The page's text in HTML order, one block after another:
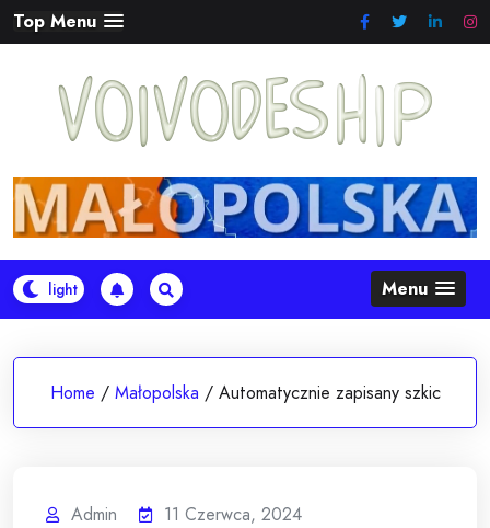
Skip
to
Top Menu
Menu
Home / Małopolska / Automatycznie zapisany szkic
Admin
11 Czerwca, 2024